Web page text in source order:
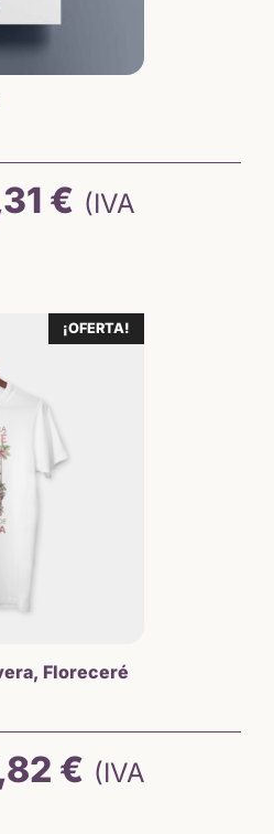
€.
€ El
actual
es:
(IVA
¡OFERTA!
Floreceré
€ El
(IVA